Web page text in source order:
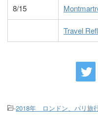
8/15
Travel
-2018年 ロンドン、パリ旅